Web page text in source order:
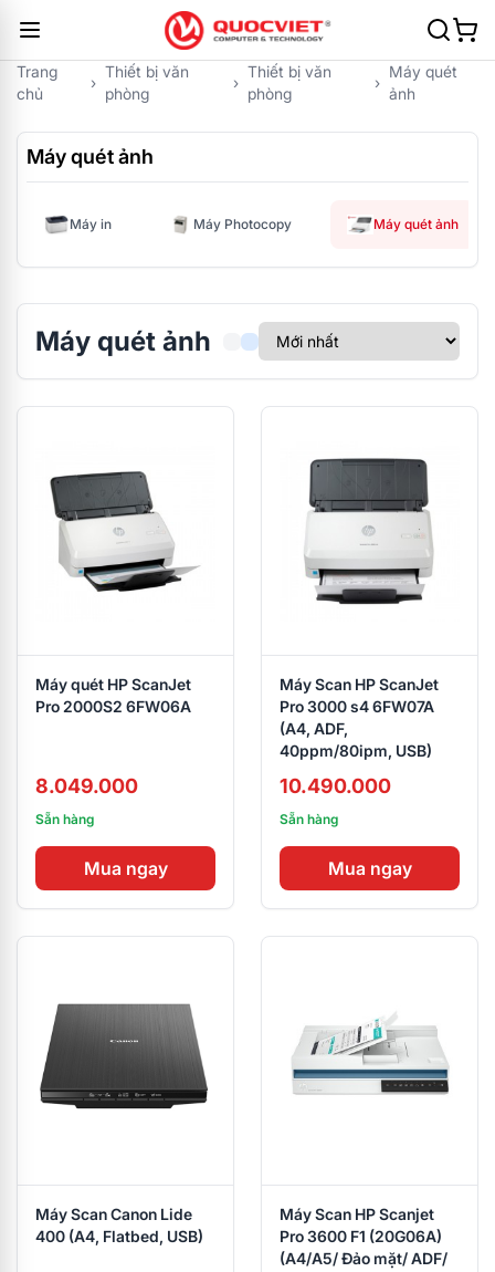
Trang
chủ
›
Thiết bị văn
phòng
›
Thiết bị văn
phòng
›
Máy quét
ảnh
Máy quét ảnh
Máy in Máy Photocopy Máy quét ảnh
Máy quét ảnh
Máy quét HP ScanJet
Pro 2000S2 6FW06A
8.049.000
Sẵn hàng
Mua ngay
Máy Scan HP ScanJet
Pro 3000 s4 6FW07A
(A4, ADF,
40ppm/80ipm, USB)
10.490.000
Sẵn hàng
Mua ngay
Máy Scan Canon Lide
400 (A4, Flatbed, USB)
Máy Scan HP Scanjet
Pro 3600 F1 (20G06A)
(A4/A5/ Đảo mặt/ ADF/